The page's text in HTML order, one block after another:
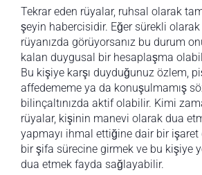
Tekrar eden rüyalar, ruhsal olarak
şeyin habercisidir. Eğer sürekli
rüyanızda görüyorsanız bu durum
kalan duygusal bir hesaplaşma
Bu kişiye karşı duyduğunuz özlem,
affedememe ya da konuşulmamış
bilinçaltınızda aktif olabilir. Kimi
rüyalar, kişinin manevi olarak dua
yapmayı ihmal ettiğine dair bir işaret
bir şifa sürecine girmek ve bu kişiye
dua etmek fayda sağlayabilir.